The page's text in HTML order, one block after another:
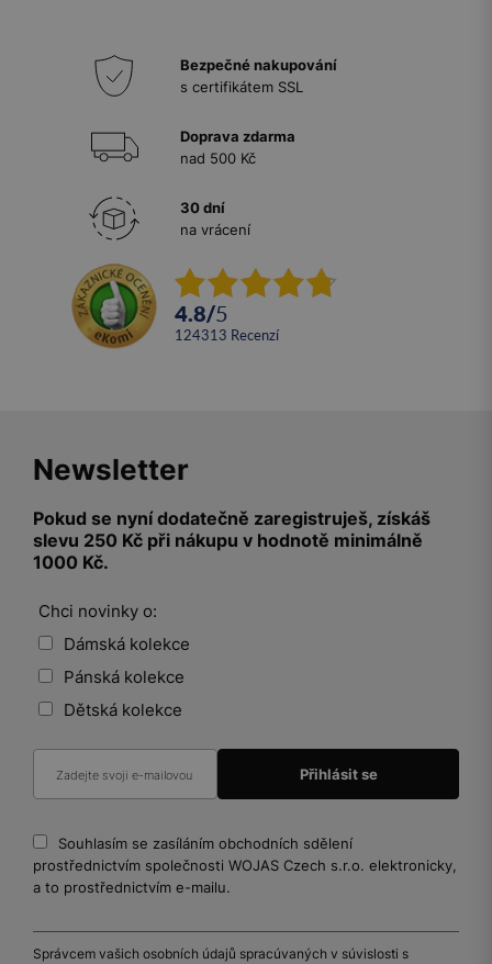
Bezpečné nakupování
s certifikátem SSL
Doprava zdarma
nad 500 Kč
30 dní
na vrácení
4.8/5
124313 recenzí
Newsletter
Pokud se nyní dodatečně zaregistruješ, získáš
slevu 250 Kč při nákupu v hodnotě minimálně
1000 Kč.
Chci novinky o:
Dámská kolekce
Pánská kolekce
Dětská kolekce
Souhlasím se zasíláním obchodních sdělení
prostřednictvím společnosti WOJAS Czech s.r.o. elektronicky,
a to prostřednictvím e-mailu.
Správcem vašich osobních údajů spracúvaných v súvislosti s